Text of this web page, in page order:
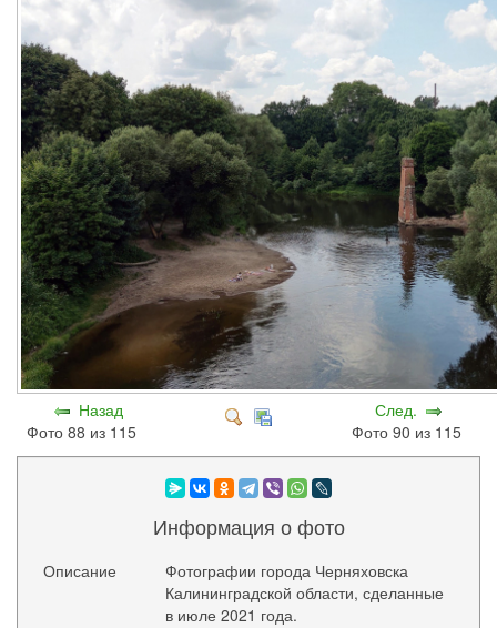
Назад
Фото 88 из 115
След.
Фото 90 из 115
Информация о фото
Описание
Фотографии города Черняховска
Калининградской области, сделанные
в июле 2021 года.